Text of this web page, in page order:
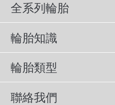
全系列輪胎
輪胎知識
輪胎說明書
輪胎標示與尺寸
輪胎類型
所有輪胎
聯絡我們